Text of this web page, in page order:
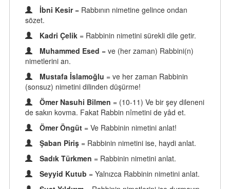
İbni Kesir = Rabbının nimetine gelince ondan
sözet.
Kadri Çelik = Rabbinin nimetini sürekli dile getir.
Muhammed Esed = ve (her zaman) Rabbini(n)
nimetlerini an.
Mustafa İslamoğlu = ve her zaman Rabbinin
(sonsuz) nimetini dilinden düşürme!
Ömer Nasuhi Bilmen = (10-11) Ve bir şey dileneni
de sakın kovma. Fakat Rabbin nîmetini de yâd et.
Ömer Öngüt = Ve Rabbinin nimetini anlat!
Şaban Piriş = Rabbinin nimetini ise, haydi anlat.
Sadık Türkmen = Rabbinin nimetini anlat.
Seyyid Kutub = Yalnızca Rabbinin nimetini anlat.